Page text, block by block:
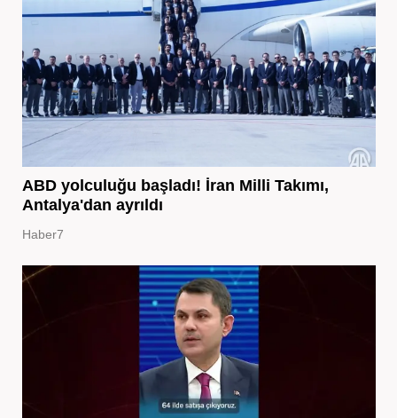
ABD yolculuğu başladı! İran Milli Takımı,
Antalya'dan ayrıldı
Haber7